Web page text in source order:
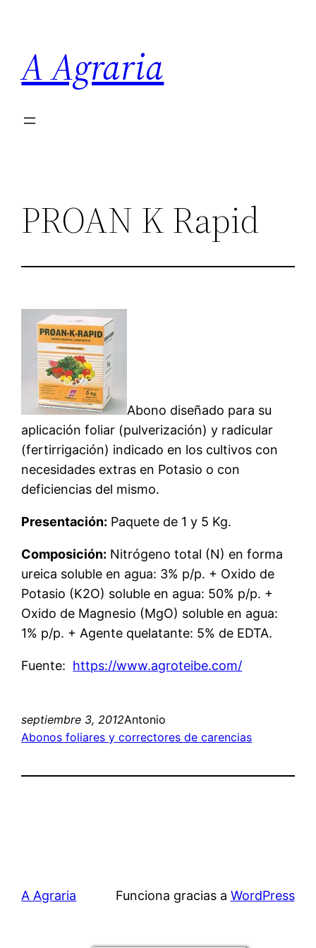
contenido
A Agraria
PROAN K Rapid
Abono diseñado para su
aplicación foliar (pulverización) y radicular
(fertirrigación) indicado en los cultivos con
necesidades extras en Potasio o con
deficiencias del mismo.
Presentación: Paquete de 1 y 5 Kg.
Composición: Nitrógeno total (N) en forma
ureica soluble en agua: 3% p/p. + Oxido de
Potasio (K2O) soluble en agua: 50% p/p. +
Oxido de Magnesio (MgO) soluble en agua:
1% p/p. + Agente quelatante: 5% de EDTA.
Fuente: https://www.agroteibe.com/
septiembre 3, 2012Antonio
Abonos foliares y correctores de carencias
A Agraria Funciona gracias a WordPress